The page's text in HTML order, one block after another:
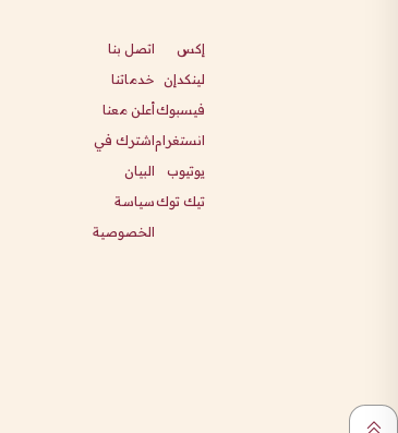
إكس
لينكدإن
فيسبوك
انستغرام
يوتيوب
تيك توك
اتصل بنا
خدماتنا
أعلن معنا
اشترك في
البيان
سياسة
الخصوصية